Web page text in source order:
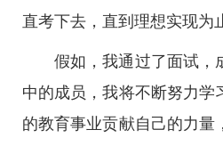
直考下去，直到理想实现为
假如，我通过了面试，
中的成员，我将不断努力学
的教育事业贡献自己的力量